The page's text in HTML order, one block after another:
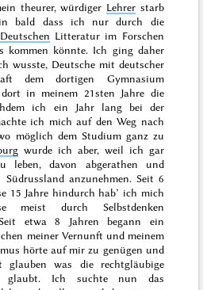
theurer, würdiger Lehrer starb
bald dass ich nur durch die
Deutschen Litteratur im Forschen
kommen könnte. Ich ging daher
wusste, Deutsche mit deutscher
dem dortigen Gymnasium
in meinem 21sten Jahre die
ich ein Jahr lang bei der
ich mich auf den Weg nach
möglich dem Studium ganz zu
wurde ich aber, weil ich gar
leben, davon abgerathen und
anzunehmen. Seit 6
15 Jahre hindurch hab’ ich mich
meist durch Selbstdenken
etwa 8 Jahren begann ein
meiner Vernunft und meinem
hörte auf mir zu genügen und
was die rechtgläubige
glaubt. Ich suchte nun das